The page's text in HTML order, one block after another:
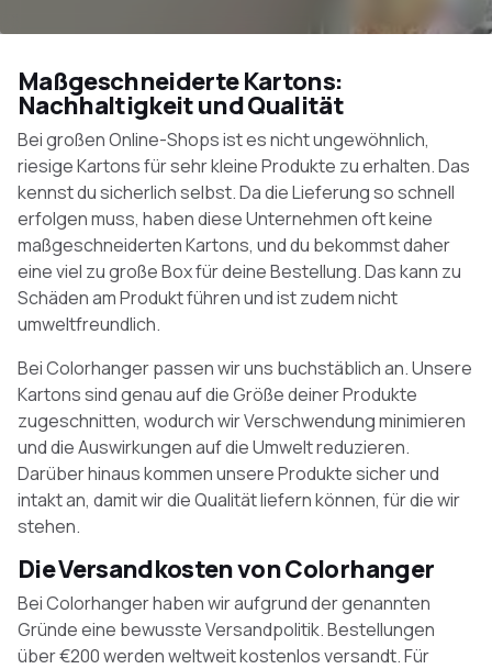
Maßgeschneiderte Kartons:
Nachhaltigkeit und Qualität
Bei großen Online-Shops ist es nicht ungewöhnlich,
riesige Kartons für sehr kleine Produkte zu erhalten. Das
kennst du sicherlich selbst. Da die Lieferung so schnell
erfolgen muss, haben diese Unternehmen oft keine
maßgeschneiderten Kartons, und du bekommst daher
eine viel zu große Box für deine Bestellung. Das kann zu
Schäden am Produkt führen und ist zudem nicht
umweltfreundlich.
Bei Colorhanger passen wir uns buchstäblich an. Unsere
Kartons sind genau auf die Größe deiner Produkte
zugeschnitten, wodurch wir Verschwendung minimieren
und die Auswirkungen auf die Umwelt reduzieren.
Darüber hinaus kommen unsere Produkte sicher und
intakt an, damit wir die Qualität liefern können, für die wir
stehen.
Die Versandkosten von Colorhanger
Bei Colorhanger haben wir aufgrund der genannten
Gründe eine bewusste Versandpolitik. Bestellungen
über €200 werden weltweit kostenlos versandt. Für